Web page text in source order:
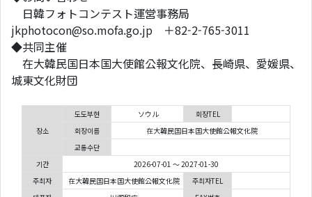
日韓フォトコンテスト運営事務局
jkphotocon@so.mofa.go.jp ＋82-2-765-3011
◆共同主催
在大韓民国日本国大使館公報文化院、長崎県、愛媛県、
城東文化財団
장소
도도부현 ソウル
회장TEL
회장이름
在大韓民国日本国大使館公報文化院
교통수단
기간
2026-07-01 ～ 2027-01-30
주최자
在大韓民国日本国大使館公報文化院
주최자TEL